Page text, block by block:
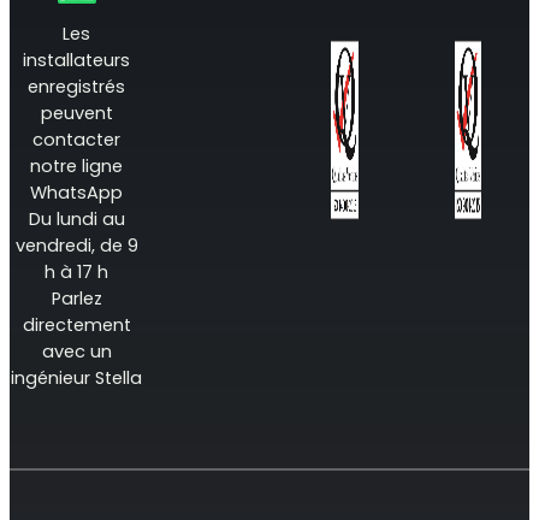
Les
installateurs
enregistrés
peuvent
contacter
notre ligne
WhatsApp
Du lundi au
vendredi, de 9
h à 17 h
Parlez
directement
avec un
ingénieur Stella